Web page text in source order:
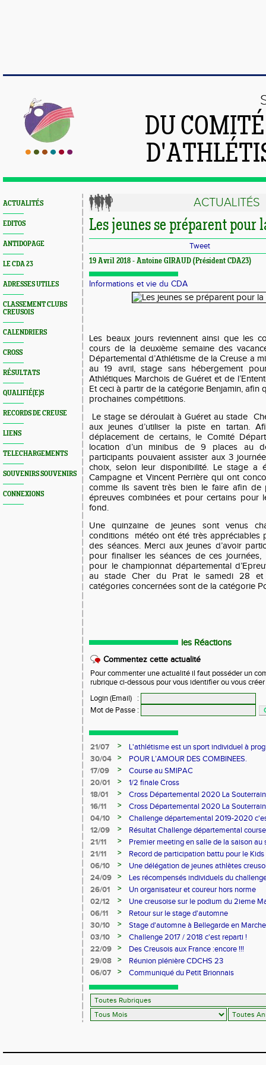
DU
ACTUALITÉS
EDITOS
ANTIDOPAGE
LE CDA 23
ADRESSES UTILES
CLASSEMENT CLUBS
CREUSOIS
CALENDRIERS
CROSS
RÉSULTATS
QUALIFIÉ(E)S
RECORDS DE CREUSE
LIENS
TELECHARGEMENTS
SOUVENIRS SOUVENIRS
CONNEXIONS
ACTUALITÉS
Les jeunes se préparent pour
Tweet
19 Avril 2018 - Antoine GIRAUD (Président CDA23)
Informations et vie du CDA
Les beaux jours reviennent ainsi que les
cours de la deuxième semaine des
Départemental d’Athlétisme de la Creuse a
au 19 avril, stage sans hébergement
Athlétiques Marchois de Guéret et de
Et ceci à partir de la catégorie Benjamin, afin
prochaines compétitions.
Le stage se déroulait à Guéret au stade
aux jeunes d’utiliser la piste en tartan.
déplacement de certains, le Comité
location d’un minibus de 9 places au
participants pouvaient assister aux 3
choix, selon leur disponibilité. Le stage a
Campagne et Vincent Perrière qui ont
comme ils savent très bien le faire afin de
épreuves combinées et pour certains pour
fond.
Une quinzaine de jeunes sont venus
conditions
météo ont été très appréciables
des séances. Merci aux jeunes d’avoir
pour finaliser les séances de ces
pour le championnat départemental
au stade Cher du Prat le samedi 28 et
catégories concernées sont de la catégorie
les Réactions
Commentez cette actualité
Pour commenter une actualité il faut posséder un
rubrique ci-dessous pour vous identifier ou vous
Login (Email)
:
Mot de Passe :
21/07 >
L'athlétisme est un sport individuel à
30/04
>
POUR L’AMOUR DES COMBINEES.
17/09
>
Course au SMIPAC
20/01
>
1/2 finale Cross
18/01
>
Cross Départemental 2020 La
16/11
>
Cross Départemental 2020 La
04/10
>
Challenge départemental 2019-2020
12/09
>
Résultat Challenge départemental
21/11
>
Premier meeting en salle de la saison au
Aubière
21/11 >
Record de participation battu pour le
06/10
>
Une délégation de jeunes athlètes
24/09
>
Les récompensés individuels du
2017/2018
26/01 >
Un organisateur et coureur hors norme
02/12
>
Une creusoise sur le podium du 2ieme
06/11
>
Retour sur le stage d'automne
30/10
>
Stage d'automne à Bellegarde en Marche
03/10
>
Challenge 2017 / 2018 c'est reparti !
22/09
>
Des Creusois aux France :encore !!!
29/08
>
Réunion plénière CDCHS 23
06/07
> Communiqué du Petit Brionnais